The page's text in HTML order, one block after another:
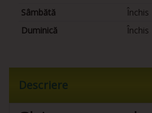
Sâmbătă
Închis
Duminică
Închis
Descriere